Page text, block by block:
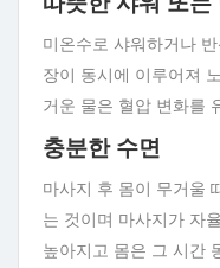
미온수로 샤워하거나
장이 동시에 이루어져
거운 물은 혈압 변화를
충분한 수면
마사지 후 몸이 무거울
는 것이며 마사지가 자
높아지고 몸은 그 시간